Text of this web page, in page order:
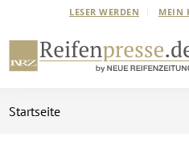
LESER WERDEN MEIN
Startseite